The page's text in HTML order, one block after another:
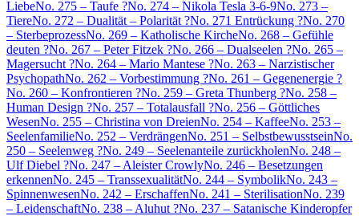
LiebeNo. 275 – Taufe ?No. 274 – Nikola Tesla 3-6-9No. 273 –
TiereNo. 272 – Dualität – Polarität ?No. 271 Entrückung ?No. 270
– SterbeprozessNo. 269 – Katholische KircheNo. 268 – Gefühle
deuten ?No. 267 – Peter Fitzek ?No. 266 – Dualseelen ?No. 265 –
Magersucht ?No. 264 – Mario Mantese ?No. 263 – Narzistischer
PsychopathNo. 262 – Vorbestimmung ?No. 261 – Gegenenergie ?
No. 260 – Konfrontieren ?No. 259 – Greta Thunberg ?No. 258 –
Human Design ?No. 257 – Totalausfall ?No. 256 – Göttliches
WesenNo. 255 – Christina von DreienNo. 254 – KaffeeNo. 253 –
SeelenfamilieNo. 252 – VerdrängenNo. 251 – SelbstbewusstseinNo.
250 – Seelenweg ?No. 249 – Seelenanteile zurückholenNo. 248 –
Ulf Diebel ?No. 247 – Aleister CrowlyNo. 246 – Besetzungen
erkennenNo. 245 – TranssexualitätNo. 244 – SymbolikNo. 243 –
SpinnenwesenNo. 242 – ErschaffenNo. 241 – SterilisationNo. 239
– LeidenschaftNo. 238 – Aluhut ?No. 237 – Satanische Kinderopfer